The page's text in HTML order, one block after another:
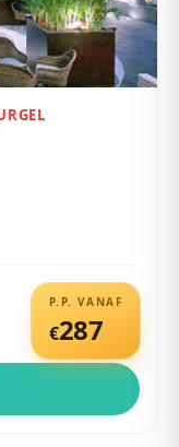
P.P. VANAF
€287